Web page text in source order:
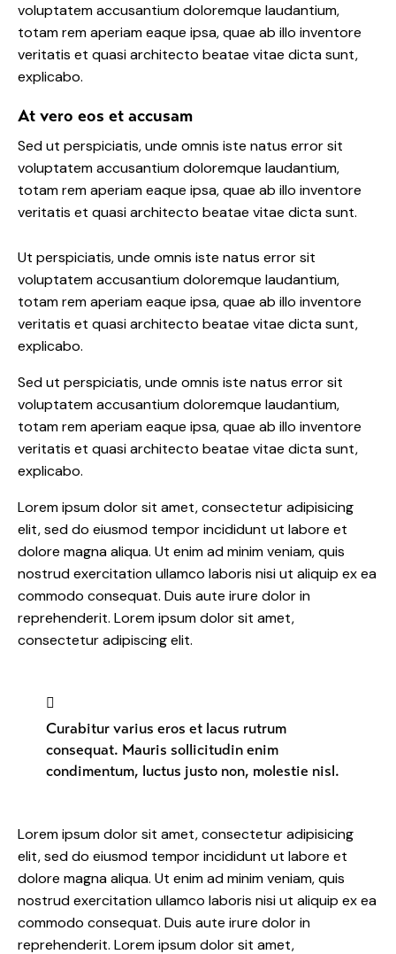
voluptatem accusantium doloremque laudantium,
totam rem aperiam eaque ipsa, quae ab illo inventore
veritatis et quasi architecto beatae vitae dicta sunt,
explicabo.
At vero eos et accusam
Sed ut perspiciatis, unde omnis iste natus error sit
voluptatem accusantium doloremque laudantium,
totam rem aperiam eaque ipsa, quae ab illo inventore
veritatis et quasi architecto beatae vitae dicta sunt.
Ut perspiciatis, unde omnis iste natus error sit
voluptatem accusantium doloremque laudantium,
totam rem aperiam eaque ipsa, quae ab illo inventore
veritatis et quasi architecto beatae vitae dicta sunt,
explicabo.
Sed ut perspiciatis, unde omnis iste natus error sit
voluptatem accusantium doloremque laudantium,
totam rem aperiam eaque ipsa, quae ab illo inventore
veritatis et quasi architecto beatae vitae dicta sunt,
explicabo.
Lorem ipsum dolor sit amet, consectetur adipisicing
elit, sed do eiusmod tempor incididunt ut labore et
dolore magna aliqua. Ut enim ad minim veniam, quis
nostrud exercitation ullamco laboris nisi ut aliquip ex ea
commodo consequat. Duis aute irure dolor in
reprehenderit. Lorem ipsum dolor sit amet,
consectetur adipiscing elit.
Curabitur varius eros et lacus rutrum
consequat. Mauris sollicitudin enim
condimentum, luctus justo non, molestie nisl.
Lorem ipsum dolor sit amet, consectetur adipisicing
elit, sed do eiusmod tempor incididunt ut labore et
dolore magna aliqua. Ut enim ad minim veniam, quis
nostrud exercitation ullamco laboris nisi ut aliquip ex ea
commodo consequat. Duis aute irure dolor in
reprehenderit. Lorem ipsum dolor sit amet,